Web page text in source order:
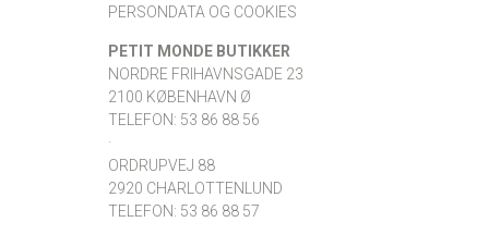
PERSONDATA OG COOKIES
PETIT MONDE BUTIKKER
NORDRE FRIHAVNSGADE 23
2100 KØBENHAVN Ø
TELEFON: 53 86 88 56
·
ORDRUPVEJ 88
2920 CHARLOTTENLUND
TELEFON: 53 86 88 57